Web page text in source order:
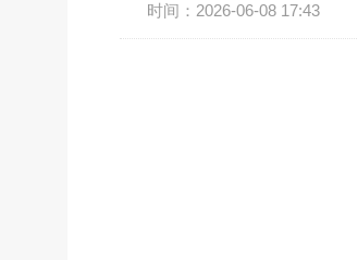
时间： 2026-06-08 17:43